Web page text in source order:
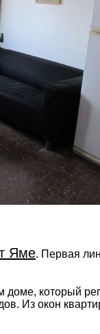
Яме. Первая
который
Из окон